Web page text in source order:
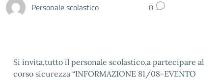
Personale scolastico 0
Si invita,tutto il personale scolastico,a partecipare al
corso sicurezza “INFORMAZIONE 81/08-EVENTO